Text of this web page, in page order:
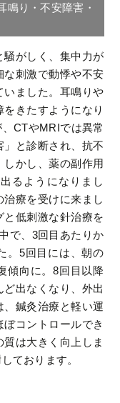
鳴り・不安障害・
がしく、集中力が
刺激で動悸や不安
ました。耳鳴りや
きたすようになり
CTやMRIでは異常
と診断され、抗不
かし、薬の副作用
るようになりまし
療を受けに来まし
低刺激な針治療を
で、3回目あたりか
。5回目には、朝の
傾向に。8回目以降
出なくなり、外出
鍼灸治療と軽い運
コントロールでき
は大きく向上しま
ております。